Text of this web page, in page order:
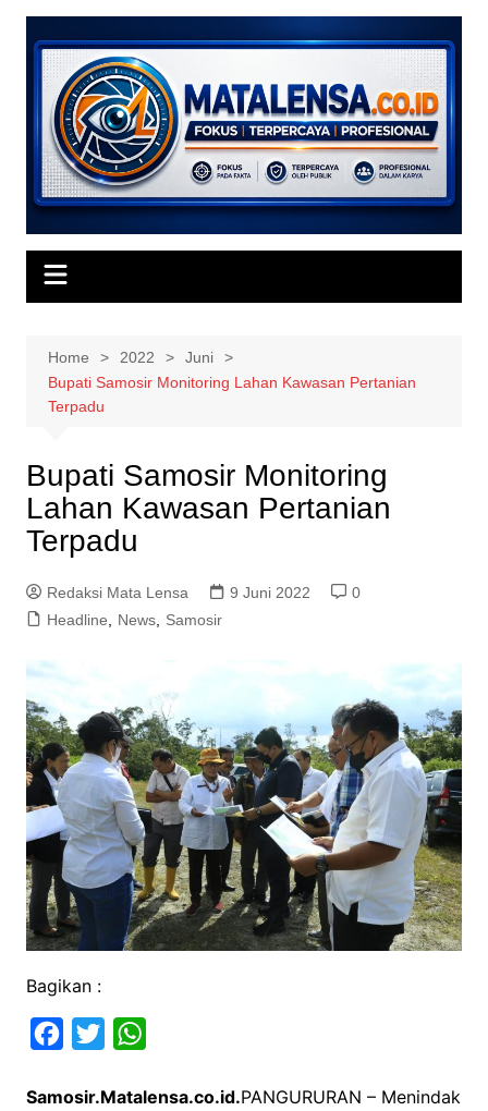
Skip
content
Home 2022
Juni
Bupati Samosir Monitoring Lahan Kawasan Pertanian
Terpadu
Bupati Samosir Monitoring
Lahan Kawasan Pertanian
Terpadu
Redaksi Mata Lensa 9 Juni 2022
0
Headline
News, Samosir
Bagikan :
c
i
a
Samosir.Matalensa.co.id.PANGURURAN – Menindak